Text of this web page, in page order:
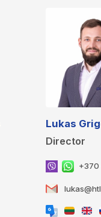
Lukas
Director
+370